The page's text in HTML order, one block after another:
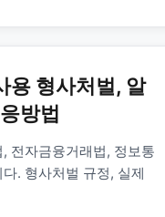
용 형사처벌, 알
방법
전자금융거래법, 정보통
. 형사처벌 규정, 실제